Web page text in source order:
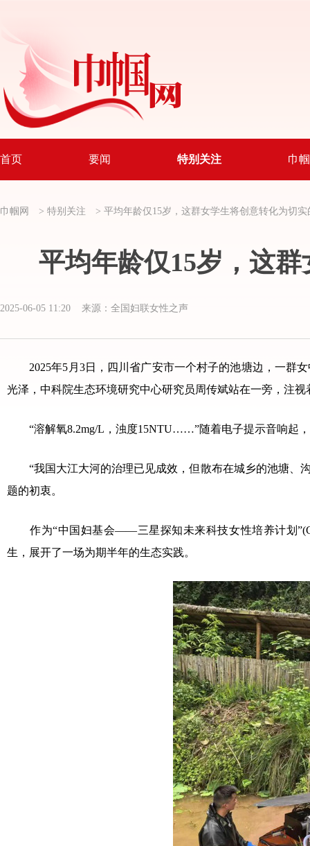
首页 要闻 特别关注 巾
巾帼网 > 特别关注 > 平均年龄仅15岁，这群女学生将创意转化为切
平均年龄仅15岁，这
2025-06-05 11:20 来源：全国妇联女性之声
2025年5月3日，四川省广安市一个村子的池塘边，一群女
光泽，中科院生态环境研究中心研究员周传斌站在一旁，注视
“溶解氧8.2mg/L，浊度15NTU……”随着电子提示音响起
“我国大江大河的治理已见成效，但散布在城乡的池塘、沟
题的初衷。
作为“中国妇基会——三星探知未来科技女性培养计划
生，展开了一场为期半年的生态实践。